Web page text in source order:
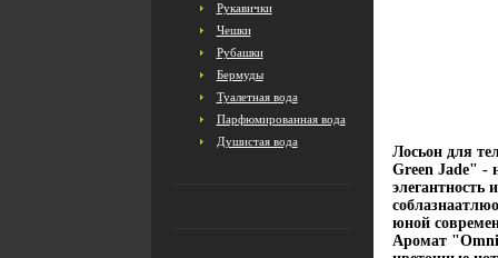
Рукавички
Чешки
Рубашки
Бермуды
Туалетная вода
Парфюмированная вода
Душистая вода
Лосьон для
Green Jade" -
элегантность
юной
Аромат